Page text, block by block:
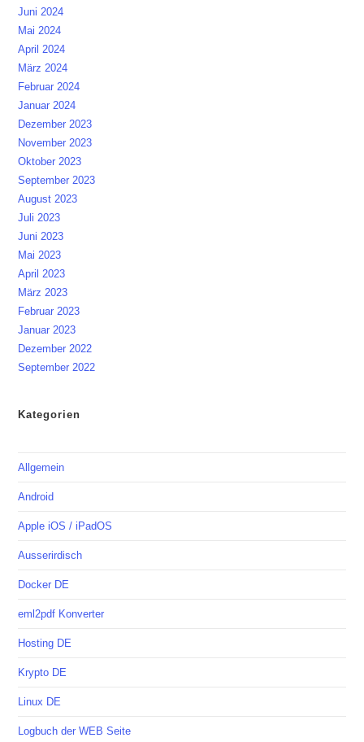
Juni 2024
Mai 2024
April 2024
März 2024
Februar 2024
Januar 2024
Dezember 2023
November 2023
Oktober 2023
September 2023
August 2023
Juli 2023
Juni 2023
Mai 2023
April 2023
März 2023
Februar 2023
Januar 2023
Dezember 2022
September 2022
Kategorien
Allgemein
Android
Apple iOS / iPadOS
Ausserirdisch
Docker DE
eml2pdf Konverter
Hosting DE
Krypto DE
Linux DE
Logbuch der WEB Seite